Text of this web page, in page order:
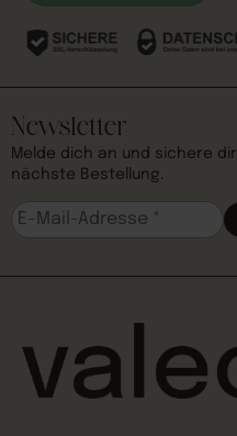
Newsletter
Melde dich an und sichere dir
nächste Bestellung.